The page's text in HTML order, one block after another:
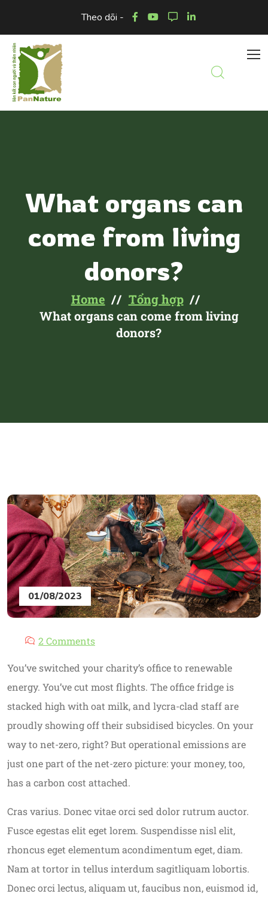
Theo dõi -
What organs can
come from living
donors?
Home
Tổng hợp
What organs can come from living
donors?
01/08/2023
2 Comments
You’ve switched your charity’s office to renewable
energy. You’ve cut most flights. The office fridge is
stacked high with oat milk, and lycra-clad staff are
proudly showing off their subsidised bicycles. On your
way to net-zero, right? But operational emissions are
just one part of the net-zero picture: your money, too,
has a carbon cost attached.
Cras varius. Donec vitae orci sed dolor rutrum auctor.
Fusce egestas elit eget lorem. Suspendisse nisl elit,
rhoncus eget elementum acondimentum eget, diam.
Nam at tortor in tellus interdum sagitliquam lobortis.
Donec orci lectus, aliquam ut, faucibus non, euismod id,